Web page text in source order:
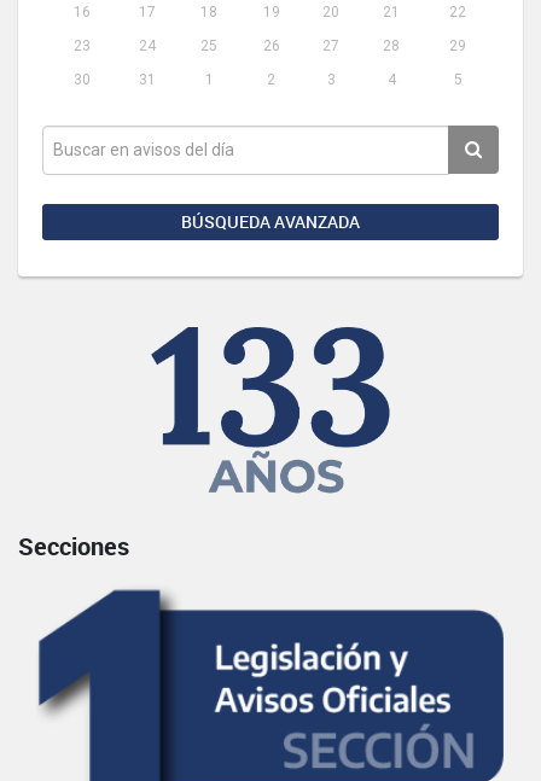
16
17 18 19 20 21
22
23
24 25 26 27 28
29
30
31 1 2 3 4 5
BÚSQUEDA AVANZADA
Secciones